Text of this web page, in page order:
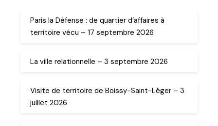
Paris la Défense : de quartier d’affaires à
territoire vécu – 17 septembre 2026
La ville relationnelle – 3 septembre 2026
Visite de territoire de Boissy-Saint-Léger – 3
juillet 2026